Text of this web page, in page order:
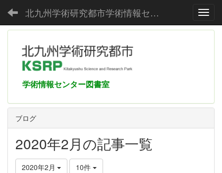
北九州学術研究都市学術情報センター
学術情報センター図書室
ブログ
2020年2月の記事一覧
2020年2月 10件